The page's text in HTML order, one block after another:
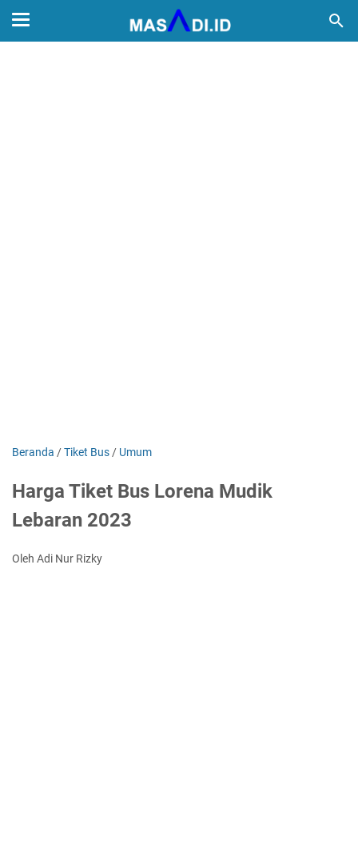
Beranda /Tiket Bus / Umum
Harga Tiket Bus Lorena Mudik
Lebaran 2023
Oleh Adi Nur Rizky